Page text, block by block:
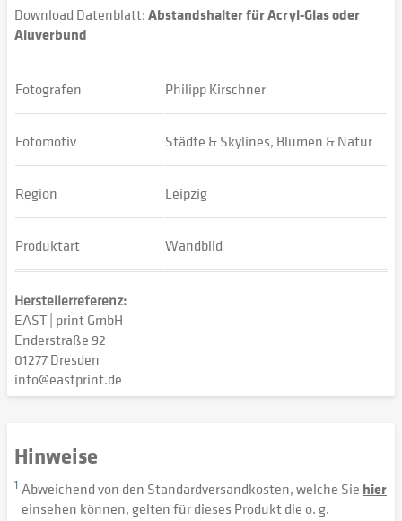
Download Datenblatt:Abstandshalter für Acryl-Glas oder
Aluverbund
Fotografen Philipp Kirschner
Fotomotiv Städte & Skylines, Blumen & Natur
Region Leipzig
Produktart Wandbild
Herstellerreferenz:
EAST | print GmbH
Enderstraße 92
01277 Dresden
info@eastprint.de
Hinweise
1 Abweichend von den Standardversandkosten, welche Sie hier
einsehen können, gelten für dieses Produkt die o. g.